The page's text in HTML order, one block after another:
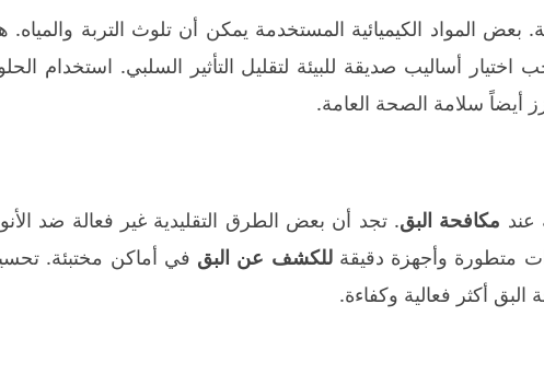
بعض المواد الكيميائية المستخدمة يمكن أن تلوث التربة والمياه.
أساليب صديقة للبيئة لتقليل التأثير السلبي. استخدام
أيضاً سلامة الصحة العامة.
عند مكافحة البق. تجد أن بعض الطرق التقليدية غير فعالة ضد
متطورة وأجهزة دقيقةللكشف عن البق في أماكن مختبئة.
أكثر فعالية وكفاءة.